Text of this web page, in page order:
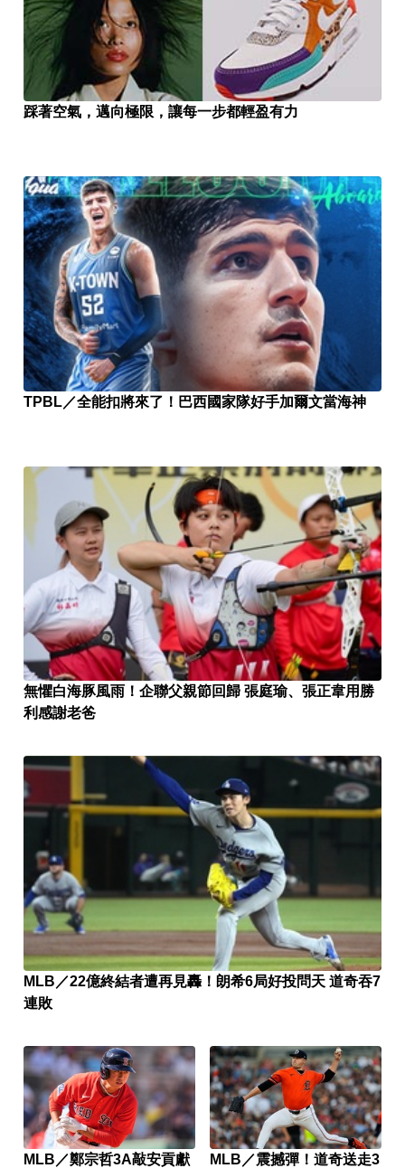
踩著空氣，邁向極限，讓每一步都輕盈有力
TPBL／全能扣將來了！巴西國家隊好手加爾文當海神
無懼白海豚風雨！企聯父親節回歸 張庭瑜、張正韋用勝
利感謝老爸
MLB／22億終結者遭再見轟！朗希6局好投問天 道奇吞7
連敗
MLB／鄭宗哲3A敲安貢獻
MLB／震撼彈！道奇送走3